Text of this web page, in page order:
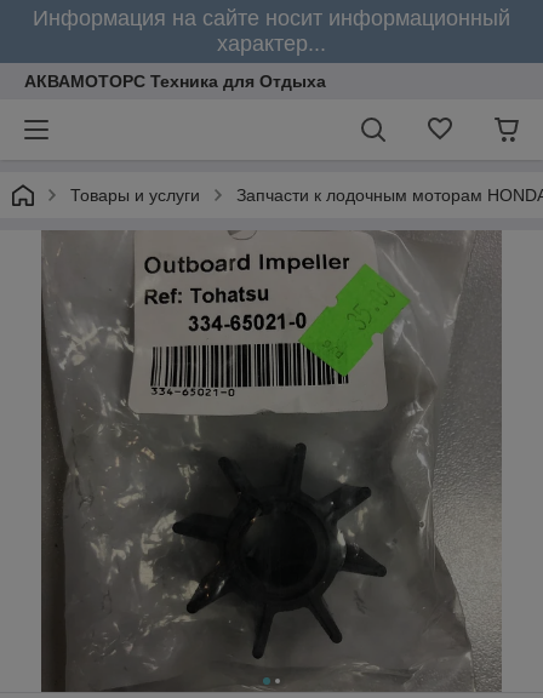
Информация на сайте носит информационный
характер...
АКВАМОТОРС Техника для Отдыха
Товары и услуги Запчасти к лодочным моторам